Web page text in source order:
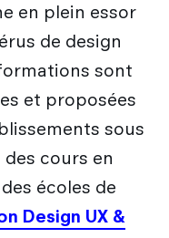
Design
Design
en plein essor
de design
sont
et proposées
sous
cours en
écoles de
Design UX &